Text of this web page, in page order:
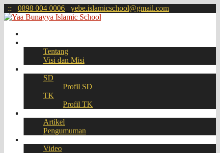
:: 0898 004 0006 yebe.islamicschool@gmail.com
Tentang
Visi dan Misi
SD
Profil SD
TK
Profil TK
Artikel
Pengumuman
Video